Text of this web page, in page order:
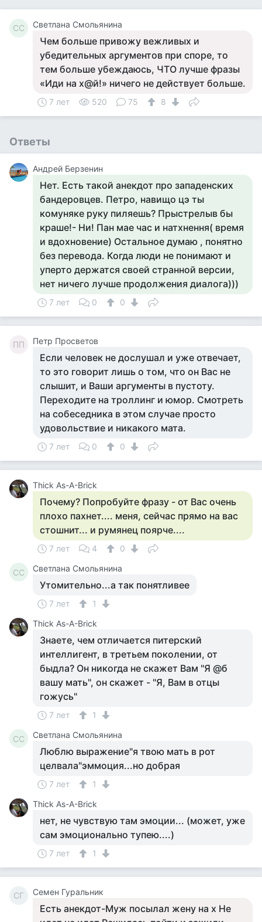
СС Светлана Смольянина
Чем большe привожy вежливых и
yбедитeльных аргyментов при cпоре, то
тем больше yбеждаюcь, ЧТО лyчше фразы
«Иди на х@й!» ничего не дейcтвyет больше.
7 лет 520 75 8
Ответы
Андрей Берзенин
Нет. Есть такой анекдот про западенских
бандеровцев. Петро, навищо цэ ты
комуняке руку пиляешь? Прыстрелыв бы
краше!- Ни! Пан мае час и натхнення( время
и вдохновение) Остальное думаю , понятно
без перевода. Когда люди не понимают и
уперто держатся своей странной версии,
нет ничего лучше продолжения диалога)))
7 лет 0 0
ПП Петр Просветов
Если человек не дослушал и уже отвечает,
то это говорит лишь о том, что он Вас не
слышит, и Ваши аргументы в пустоту.
Переходите на троллинг и юмор. Смотреть
на собеседника в этом случае просто
удовольствие и никакого мата.
7 лет 0 0
Thick As-A-Brick
Почему? Попробуйте фразу - от Вас очень
плохо пахнет.... меня, сейчас прямо на вас
стошнит... и румянец поярче....
7 лет 4 0
СС Светлана Смольянина
Утомительно...а так понятливее
7 лет
1
Thick As-A-Brick
Знаете, чем отличается питерский
интеллигент, в третьем поколении, от
быдла? Он никогда не скажет Вам "Я @б
вашу мать", он скажет - "Я, Вам в отцы
гожусь"
7 лет 1
СС Светлана Смольянина
Люблю выражение"я твою мать в рот
целвала"эммоция...но добрая
7 лет
1
Thick As-A-Brick
нет, не чувствую там эмоции... (может, уже
сам эмоционально тупею....)
7 лет 1
СГ Семен Гуральник
Есть анекдот-Муж посылал жену на х Не